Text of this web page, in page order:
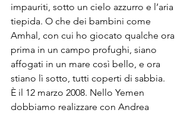
impauriti, sotto un cielo azzurro e l’aria
tiepida. O che dei bambini come
Amhal, con cui ho giocato qualche ora
prima in un campo profughi, siano
affogati in un mare così bello, e ora
stiano lì sotto, tutti coperti di sabbia.
È il 12 marzo 2008. Nello Yemen
dobbiamo realizzare con Andrea